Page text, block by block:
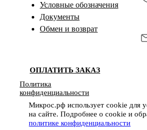
Микрос.рф использует cookie для
на сайте. Подробнее о cookie и
политике конфиденциальности
Условные обозначения
Документы
Обмен и возврат
ОПЛАТИТЬ ЗАКАЗ
Политика
конфиденциальности